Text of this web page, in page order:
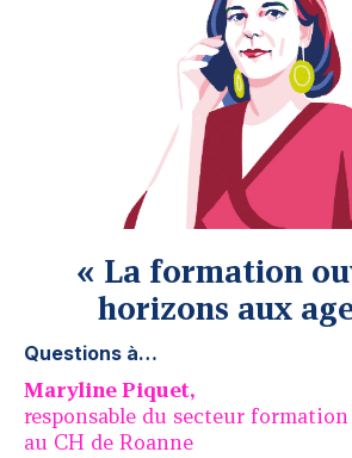
La formation
horizons aux
Questions à…
Maryline Piquet,
responsable du secteur
au CH de Roanne